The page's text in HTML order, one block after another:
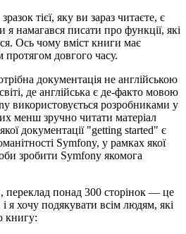
тієї, яку ви зараз читаєте, є
я намагався писати про функції, які
Ось чому вміст книги має
протягом довгого часу.
документація не англійською
де англійська є де-факто мовою
використовується розробниками у
менш зручно читати матеріал
документації "getting started" є
Symfony, у рамках якої
зробити Symfony якомога
переклад понад 300 сторінок — це
я хочу подякувати всім людям, які
книгу: